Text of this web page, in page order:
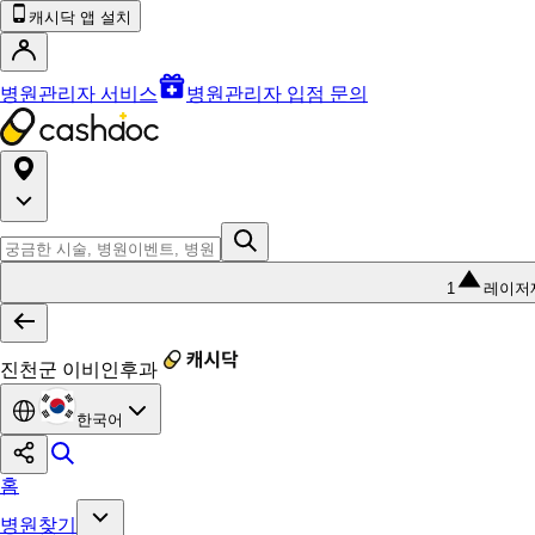
캐시닥 앱 설치
병원관리자 서비스 병원관리자 입점 문의
1 레이저
진천군 이비인후과
한국어
홈
병원찾기